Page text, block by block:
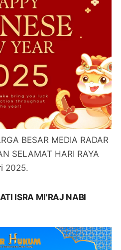
BESAR MEDIA RADAR
SELAMAT HARI RAYA
2025.
ISRA MI'RAJ NABI